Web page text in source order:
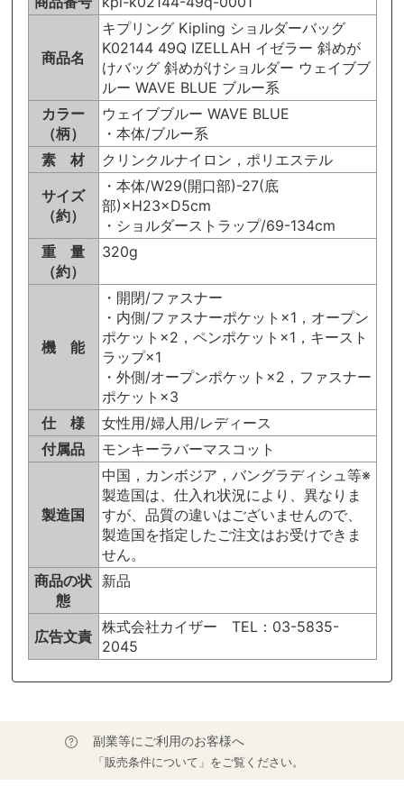
商品名
キプリング Kipling ショルダーバッグ
K02144 49Q IZELLAH イゼラー 斜めが
けバッグ 斜めがけショルダー ウェイブブ
ルー WAVE BLUE ブルー系
カラー
（柄）
ウェイブブルー WAVE BLUE
・本体/ブルー系
素 材
クリンクルナイロン，ポリエステル
サイズ
（約）
・本体/W29(開口部)-27(底
部)×H23×D5cm
・ショルダーストラップ/69-134cm
重 量
（約）
320g
機 能
・開閉/ファスナー
・内側/ファスナーポケット×1，オープン
ポケット×2，ペンポケット×1，キースト
ラップ×1
・外側/オープンポケット×2，ファスナー
ポケット×3
仕 様
女性用/婦人用/レディース
付属品
モンキーラバーマスコット
製造国
中国，カンボジア，バングラディシュ等※
製造国は、仕入れ状況により、異なりま
すが、品質の違いはございませんので、
製造国を指定したご注文はお受けできま
せん。
商品の状
態
新品
広告文責
株式会社カイザー TEL：03-5835-
2045
副業等にご利用のお客様へ
「販売条件について」をご覧ください。